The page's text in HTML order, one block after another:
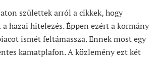
születtek arról a cikkek, hogy
hazai hitelezés. Éppen ezért a kormány
ismét feltámassza. Ennek most egy
kamatplafon. A közlemény ezt két